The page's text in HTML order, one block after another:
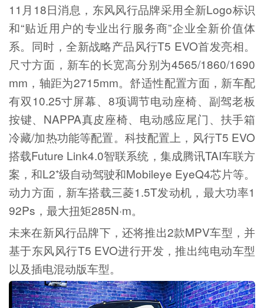
11月18日消息，东风风行品牌采用全新Logo标识
和“贴近用户的专业出行服务商”企业全新价值体
系。同时，全新战略产品风行T5 EVO首发亮相。
尺寸方面，新车的长宽高分别为4565/1860/1690
mm，轴距为2715mm。舒适性配置方面，新车配
有双10.25寸屏幕、8项调节电动座椅、副驾老板
按键、NAPPA真皮座椅、电动感应尾门、扶手箱
冷藏/加热功能等配置。科技配置上，风行T5 EVO
搭载Future Link4.0智联系统，集成腾讯TAI车联方
案，和L2⁺级自动驾驶和Mobileye EyeQ4芯片等。
动力方面，新车搭载三菱1.5T发动机，最大功率1
92Ps，最大扭矩285N·m。
未来在新风行品牌下，还将推出2款MPV车型，并
基于东风风行T5 EVO进行开发，推出纯电动车型
以及插电混动版车型。